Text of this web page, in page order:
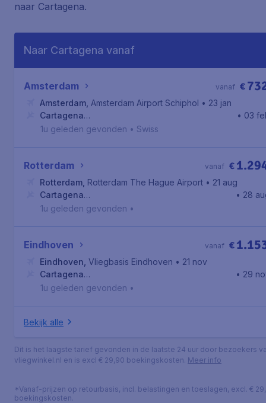
naar Cartagena.
Naar Cartagena vanaf
Amsterdam €
vanaf
Amsterdam Amsterdam Airport Schiphol • 23 jan
Cartagena
Province, Aeropuerto Internacional Rafael Núñez
• 03
1u geleden gevonden • Swiss
Rotterdam €
vanaf
Rotterdam Rotterdam The Hague Airport • 21 aug
Cartagena
Province, Aeropuerto Internacional Rafael Núñez
• 28
1u geleden gevonden •
Eindhoven €
vanaf
Eindhoven Vliegbasis Eindhoven • 21 nov
Cartagena
Province, Aeropuerto Internacional Rafael Núñez
• 29
1u geleden gevonden •
Bekijk alle
Dit is het laagste tarief gevonden in de laatste 24 uur door bezoekers
vliegwinkel.nl en is excl € 29,90 boekingskosten. Meer info
*Vanaf-prijzen op retourbasis, incl. belastingen en toeslagen, excl. €
boekingskosten.